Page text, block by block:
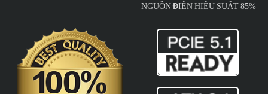
NGUỒN ĐIỆN HIỆU SUẤT 85%